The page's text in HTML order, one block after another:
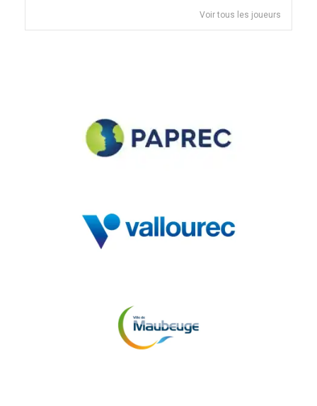
Voir tous les joueurs